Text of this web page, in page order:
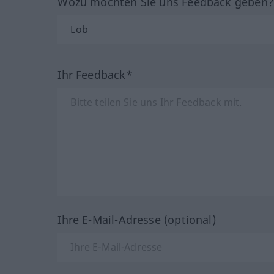
Ihr Feedback*
Ihre E-Mail-Adresse (optional)